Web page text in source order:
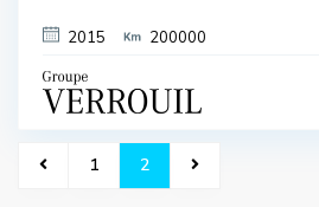
2015 200000
1 2